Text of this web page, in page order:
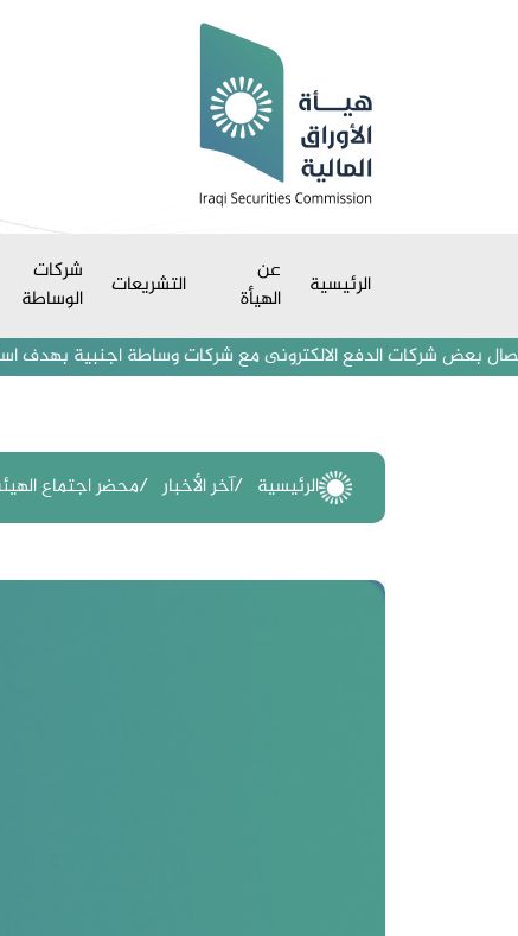
الرئيسية
عن
الهيأة
التشريعات
شركات
الوساطة
شركات الدفع الالكترونى مع شركات وساطة اجنبية بهدف استقطاب
الرئيسية آخر الأخبار محضر اجتماع الهيئة